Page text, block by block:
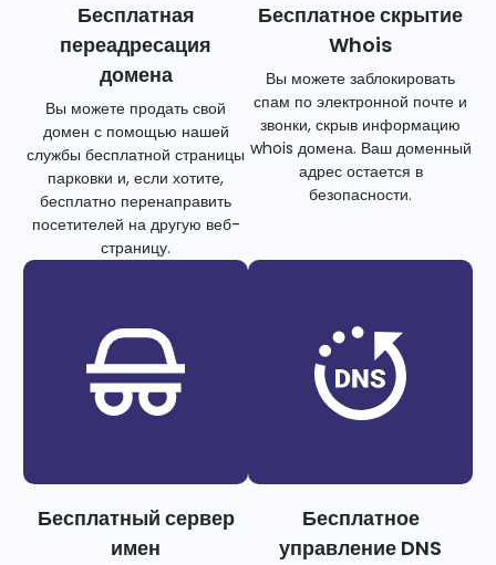
Бесплатная
переадресация
домена
Вы можете продать свой
домен с помощью нашей
службы бесплатной страницы
парковки и, если хотите,
бесплатно перенаправить
посетителей на другую веб-
страницу.
Бесплатное скрытие
Whois
Вы можете заблокировать
спам по электронной почте и
звонки, скрыв информацию
whois домена. Ваш доменный
адрес остается в
безопасности.
Бесплатный сервер
имен
Бесплатное
управление DNS